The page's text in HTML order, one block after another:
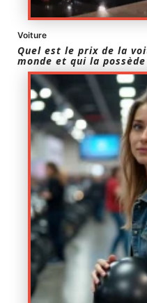
Voiture
Quel est le prix de la
monde et qui la possède